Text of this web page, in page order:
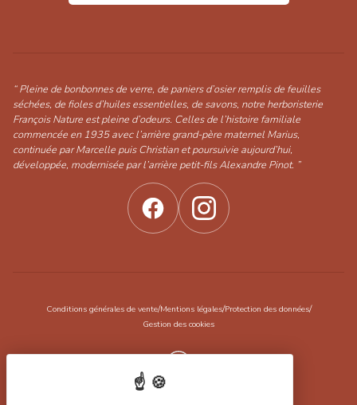
“ Pleine de bonbonnes de verre, de paniers d’osier remplis de feuilles
séchées, de fioles d’huiles essentielles, de savons, notre herboristerie
François Nature est pleine d’odeurs. Celles de l’histoire familiale
commencée en 1935 avec l’arrière grand-père maternel Marius,
continuée par Marcelle puis Christian et poursuivie aujourd’hui,
développée, modernisée par l’arrière petit-fils Alexandre Pinot. ”
Conditions générales de vente/Mentions légales/Protection des données/
Gestion des cookies
Réalisation Koredge